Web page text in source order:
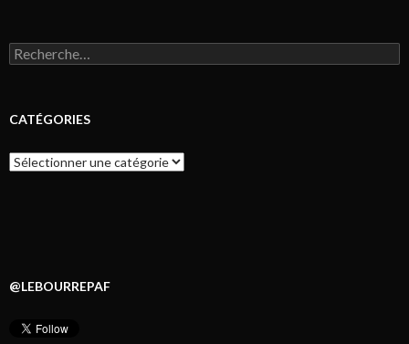
Rechercher :
CATÉGORIES
Catégories
@LEBOURREPAF